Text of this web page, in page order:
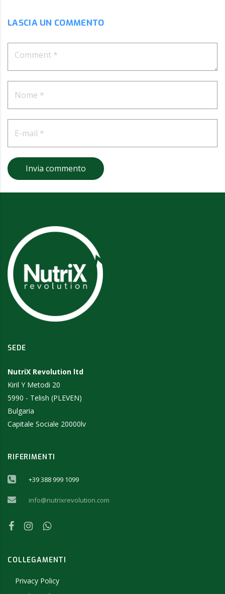
LASCIA UN COMMENTO
Invia commento
SEDE
NutriX Revolution ltd
Kiril Y Metodi 20
5990 - Telish (PLEVEN)
Bulgaria
Capitale Sociale 20000lv
RIFERIMENTI
+39 388 999 1099
info@nutrixrevolution.com
COLLEGAMENTI
Privacy Policy